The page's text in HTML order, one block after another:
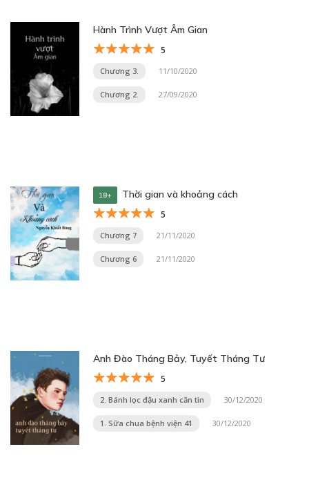
Hành Trình Vượt Âm Gian
5
Chương 3. 11/10/2020
Chương 2. 27/09/2020
18+ Thời gian và khoảng cách
5
Chương 7 21/11/2020
Chương 6 21/11/2020
Anh Đào Tháng Bảy, Tuyết Tháng Tư
5
2. Bánh lọc đậu xanh căn tin 30/12/2020
1. Sữa chua bệnh viện 41 30/12/2020